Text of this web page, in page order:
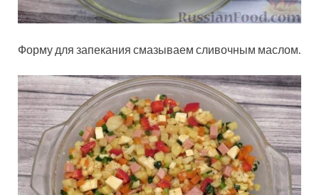
Форму для запекания смазываем сливочным маслом.